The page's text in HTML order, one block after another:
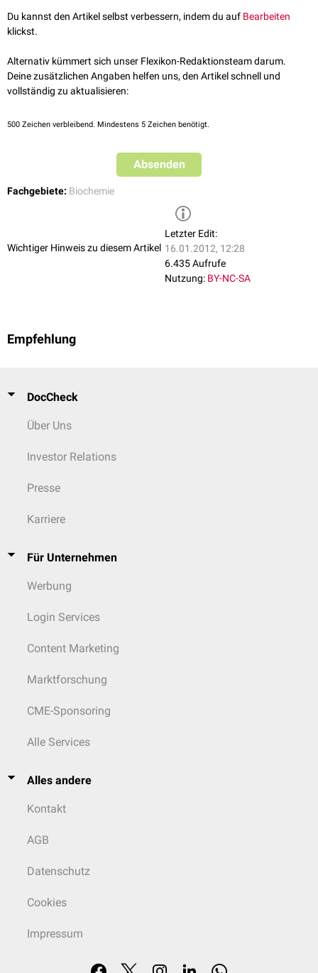
Du kannst den Artikel selbst verbessern, indem du auf Bearbeiten
klickst.
Alternativ kümmert sich unser Flexikon-Redaktionsteam darum.
Deine zusätzlichen Angaben helfen uns, den Artikel schnell und
vollständig zu aktualisieren:
500 Zeichen verbleibend. Mindestens 5 Zeichen benötigt.
Absenden
Fachgebiete: Biochemie
Wichtiger Hinweis zu diesem Artikel
Letzter Edit:
16.01.2012, 12:28
6.435 Aufrufe
Nutzung: BY-NC-SA
Empfehlung
DocCheck
Über Uns
Investor Relations
Presse
Karriere
Für Unternehmen
Werbung
Login Services
Content Marketing
Marktforschung
CME-Sponsoring
Alle Services
Alles andere
Kontakt
AGB
Datenschutz
Cookies
Impressum